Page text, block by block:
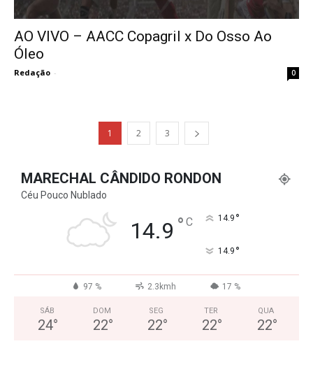
AO VIVO – AACC Copagril x Do Osso Ao
Óleo
Redação - 0
1 2 3
MARECHAL CÂNDIDO RONDON
Céu Pouco Nublado
14.9 ° C 14.9 °
14.9 °
97 % 2.3kmh 17 %
SÁB
24°
DOM
22°
SEG
22°
TER
22°
QUA
22°